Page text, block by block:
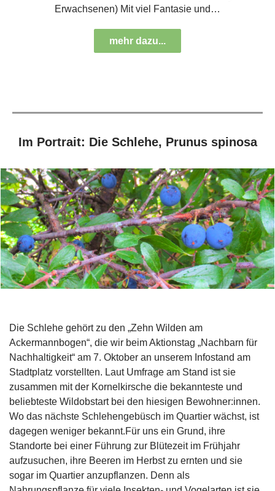
Erwachsenen) Mit viel Fantasie und…
mehr dazu...
Im Portrait: Die Schlehe, Prunus spinosa
Die Schlehe gehört zu den „Zehn Wilden am
Ackermannbogen“, die wir beim Aktionstag „Nachbarn für
Nachhaltigkeit“ am 7. Oktober an unserem Infostand am
Stadtplatz vorstellten. Laut Umfrage am Stand ist sie
zusammen mit der Kornelkirsche die bekannteste und
beliebteste Wildobstart bei den hiesigen Bewohner:innen.
Wo das nächste Schlehengebüsch im Quartier wächst, ist
dagegen weniger bekannt.Für uns ein Grund, ihre
Standorte bei einer Führung zur Blütezeit im Frühjahr
aufzusuchen, ihre Beeren im Herbst zu ernten und sie
sogar im Quartier anzupflanzen. Denn als